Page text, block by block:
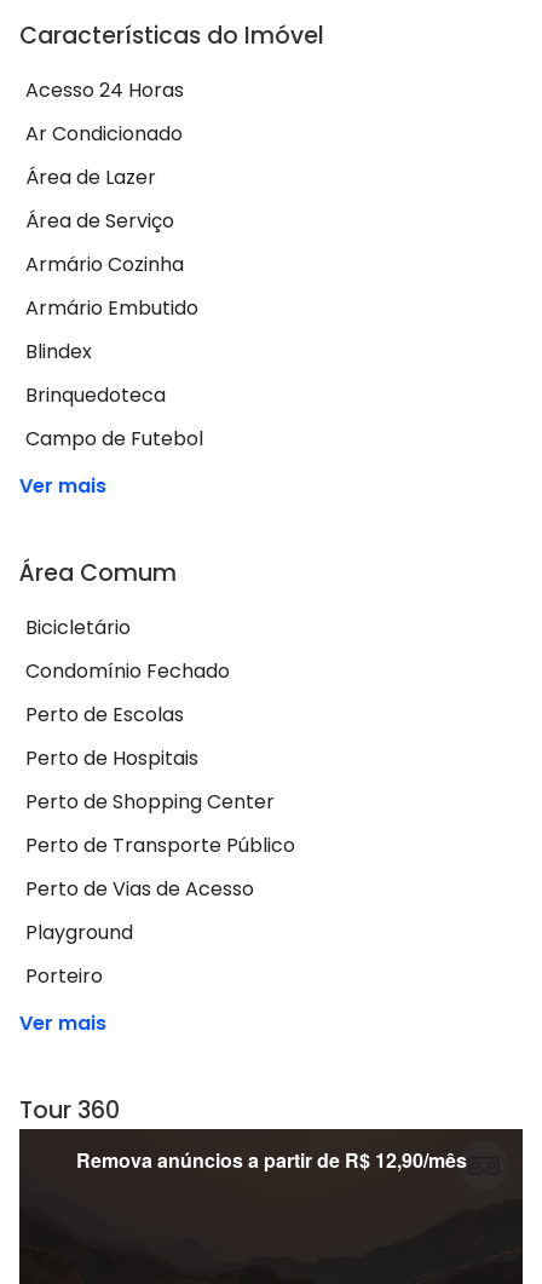
Características do Imóvel
Acesso 24 Horas
Ar Condicionado
Área de Lazer
Área de Serviço
Armário Cozinha
Armário Embutido
Blindex
Brinquedoteca
Campo de Futebol
Ver mais
Área Comum
Bicicletário
Condomínio Fechado
Perto de Escolas
Perto de Hospitais
Perto de Shopping Center
Perto de Transporte Público
Perto de Vias de Acesso
Playground
Porteiro
Ver mais
Tour 360